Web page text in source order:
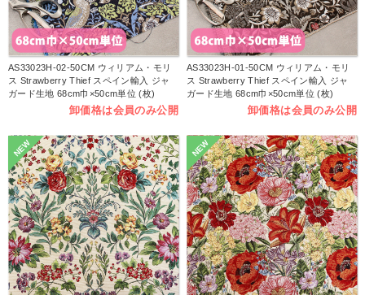
AS33023H-02-50CM ウィリアム・モリ
ス Strawberry Thief スペイン輸入 ジャ
ガード生地 68cm巾×50cm単位 (枚)
卸価格は会員のみ公開
AS33023H-01-50CM ウィリアム・モリ
ス Strawberry Thief スペイン輸入 ジャ
ガード生地 68cm巾×50cm単位 (枚)
卸価格は会員のみ公開
NEW NEW